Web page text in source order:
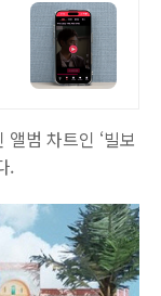
범 차트인 ‘빌보
.